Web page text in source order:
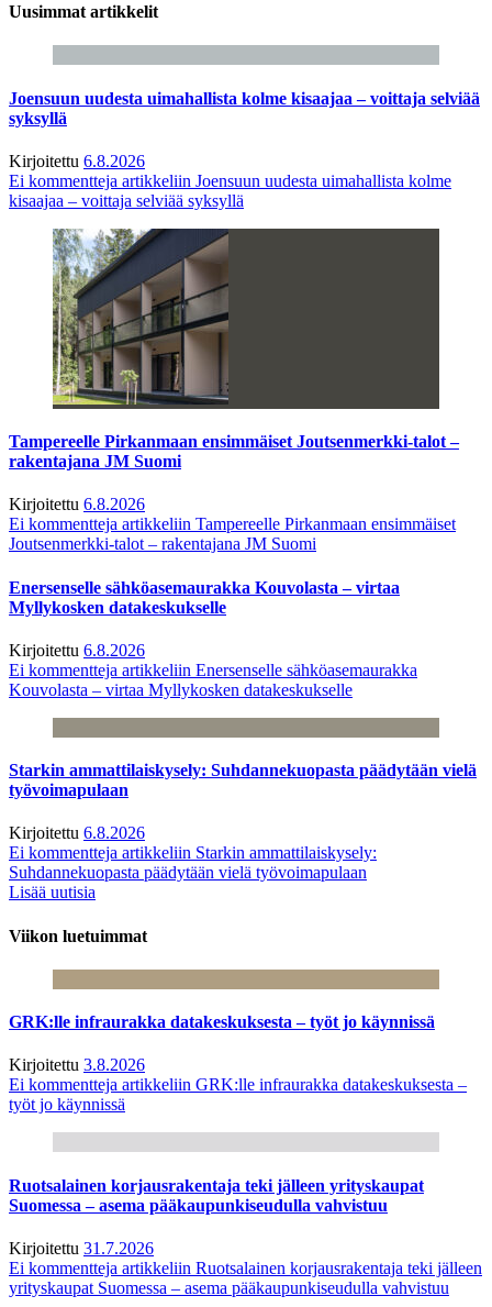
Uusimmat artikkelit
Joensuun uudesta uimahallista kolme kisaajaa – voittaja selviää
syksyllä
Kirjoitettu 6.8.2026
Ei kommentteja artikkeliin Joensuun uudesta uimahallista kolme
kisaajaa – voittaja selviää syksyllä
Tampereelle Pirkanmaan ensimmäiset Joutsenmerkki-talot –
rakentajana JM Suomi
Kirjoitettu 6.8.2026
Ei kommentteja artikkeliin Tampereelle Pirkanmaan ensimmäiset
Joutsenmerkki-talot – rakentajana JM Suomi
Enersenselle sähköasemaurakka Kouvolasta – virtaa
Myllykosken datakeskukselle
Kirjoitettu 6.8.2026
Ei kommentteja artikkeliin Enersenselle sähköasemaurakka
Kouvolasta – virtaa Myllykosken datakeskukselle
Starkin ammattilaiskysely: Suhdannekuopasta päädytään vielä
työvoimapulaan
Kirjoitettu 6.8.2026
Ei kommentteja artikkeliin Starkin ammattilaiskysely:
Suhdannekuopasta päädytään vielä työvoimapulaan
Lisää uutisia
Viikon luetuimmat
GRK:lle infraurakka datakeskuksesta – työt jo käynnissä
Kirjoitettu 3.8.2026
Ei kommentteja artikkeliin GRK:lle infraurakka datakeskuksesta –
työt jo käynnissä
Ruotsalainen korjausrakentaja teki jälleen yrityskaupat
Suomessa – asema pääkaupunkiseudulla vahvistuu
Kirjoitettu 31.7.2026
Ei kommentteja artikkeliin Ruotsalainen korjausrakentaja teki jälleen
yrityskaupat Suomessa – asema pääkaupunkiseudulla vahvistuu